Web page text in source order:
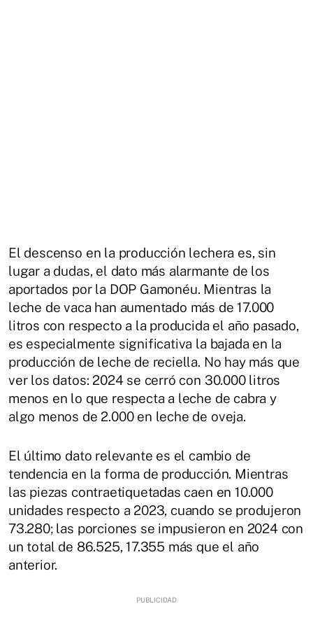
El descenso en la producción lechera es, sin
lugar a dudas, el dato más alarmante de los
aportados por la DOP Gamonéu. Mientras la
leche de vaca han aumentado más de 17.000
litros con respecto a la producida el año pasado,
es especialmente significativa la bajada en la
producción de leche de reciella. No hay más que
ver los datos: 2024 se cerró con 30.000 litros
menos en lo que respecta a leche de cabra y
algo menos de 2.000 en leche de oveja.
El último dato relevante es el cambio de
tendencia en la forma de producción. Mientras
las piezas contraetiquetadas caen en 10.000
unidades respecto a 2023, cuando se produjeron
73.280; las porciones se impusieron en 2024 con
un total de 86.525, 17.355 más que el año
anterior.